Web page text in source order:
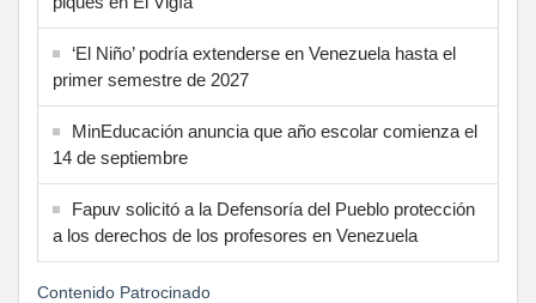
‘El Niño’ podría extenderse en Venezuela hasta el
primer semestre de 2027
MinEducación anuncia que año escolar comienza el
14 de septiembre
Fapuv solicitó a la Defensoría del Pueblo protección
a los derechos de los profesores en Venezuela
Contenido Patrocinado